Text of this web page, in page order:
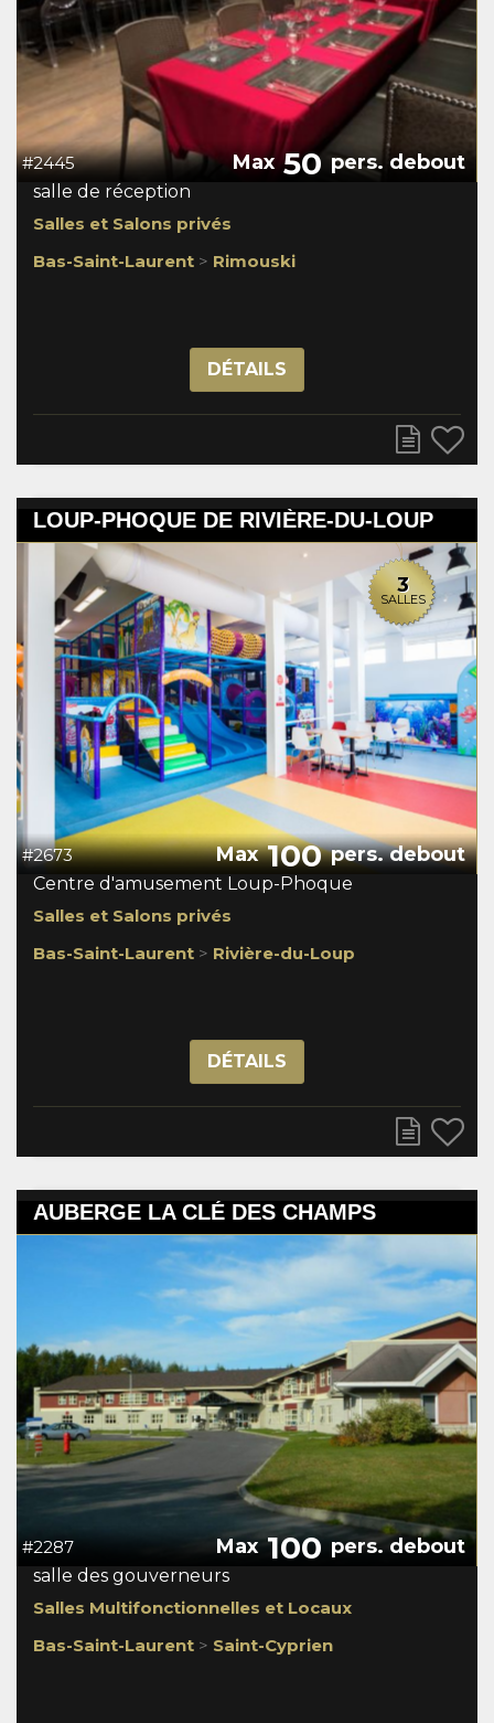
#2445 Max50pers. debout
salle de réception
Salles et Salons privés
Bas-Saint-Laurent > Rimouski
DÉTAILS
LOUP-PHOQUE DE RIVIÈRE-DU-LOUP
3
SALLES
#2673 Max100pers. debout
Centre d'amusement Loup-Phoque
Salles et Salons privés
Bas-Saint-Laurent > Rivière-du-Loup
DÉTAILS
AUBERGE LA CLÉ DES CHAMPS
#2287 Max100pers. debout
salle des gouverneurs
Salles Multifonctionnelles et Locaux
Bas-Saint-Laurent > Saint-Cyprien